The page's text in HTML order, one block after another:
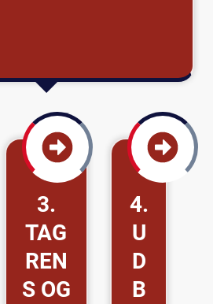
3.
TAG
REN
S OG
4.
U
D
B